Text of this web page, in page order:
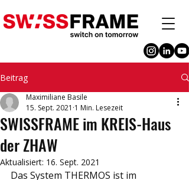
Beitrag
SWISSFRAME im KREIS-Haus
der ZHAW
Maximiliane Basile
15. Sept. 2021 1 Min. Lesezeit
Aktualisiert: 16. Sept. 2021
Das System THERMOS ist im